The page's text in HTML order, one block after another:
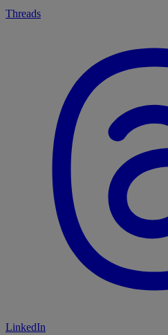
Threads
LinkedIn